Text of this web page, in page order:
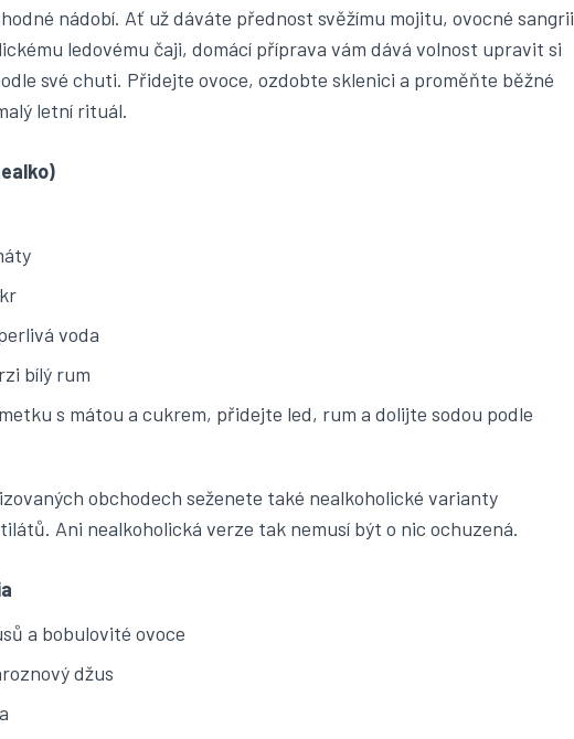
nádobí. Ať už dáváte přednost svěžímu mojitu, ovocné sangrii
ledovému čaji, domácí příprava vám dává volnost upravit si
své chuti. Přidejte ovoce, ozdobte sklenici a proměňte běžné
letní rituál.
voda
bílý rum
s mátou a cukrem, přidejte led, rum a dolijte sodou podle
obchodech seženete také nealkoholické varianty
Ani nealkoholická verze tak nemusí být o nic ochuzená.
a bobulovité ovoce
džus